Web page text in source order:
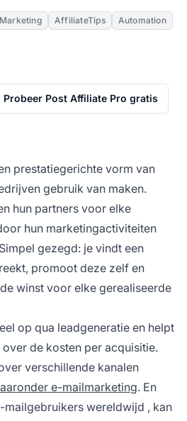
AffiliateTips
Automation
Probeer Post Affiliate Pro gratis
prestatiegerichte vorm van
gebruik van maken.
hun partners voor elke
hun marketingactiviteiten
gezegd: je vindt een
promoot deze zelf en
winst voor elke gerealiseerde
op qua leadgeneratie en helpt
de kosten per acquisitie.
verschillende kanalen
e-mailmarketing. En
mailgebruikers wereldwijd , kan